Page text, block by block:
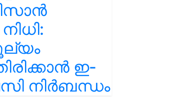
ഇ-
നിർബന്ധം